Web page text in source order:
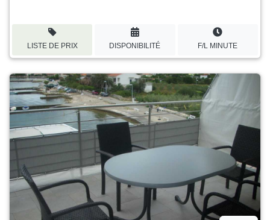
LISTE DE PRIX DISPONIBILITÉ F/L MINUTE